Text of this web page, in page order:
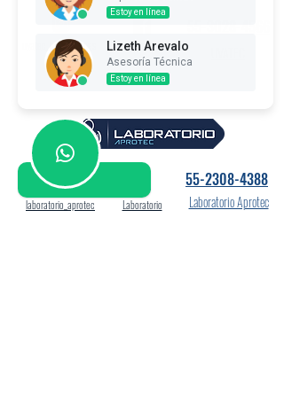
uvatec_inspecciones Uvatec
laboratorio_aprotec Laboratorio
55-2308-4388
Laboratorio Aprotec
Estoy en línea
Lizeth Arevalo
Asesoría Técnica
Estoy en línea